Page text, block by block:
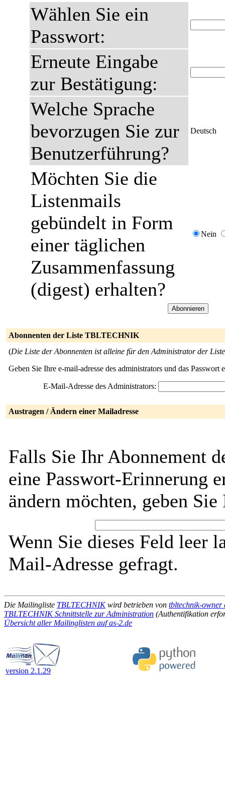
Wählen Sie ein
Passwort:
Erneute Eingabe
zur Bestätigung:
Welche Sprache
bevorzugen Sie zur
Benutzerführung?
Deutsch
Möchten Sie die
Listenmails
gebündelt in Form
einer täglichen
Zusammenfassung
(digest) erhalten?
Nein
Abonnenten der Liste TBLTECHNIK
(Die Liste der Abonnenten ist alleine für den Administrator der
Geben Sie Ihre e-mail-adresse des administrators und das
E-Mail-Adresse des Administrators:
Austragen / Ändern einer Mailadresse
Falls Sie Ihr Abonnement
eine Passwort-Erinnerung
ändern möchten, geben
Wenn Sie dieses Feld leer
Mail-Adresse gefragt.
Die Mailingliste TBLTECHNIKwird betrieben von tbltechnik-owner
TBLTECHNIK Schnittstelle zur Administration (Authentifikation
Übersicht aller Mailinglisten auf as-2.de
version 2.1.29